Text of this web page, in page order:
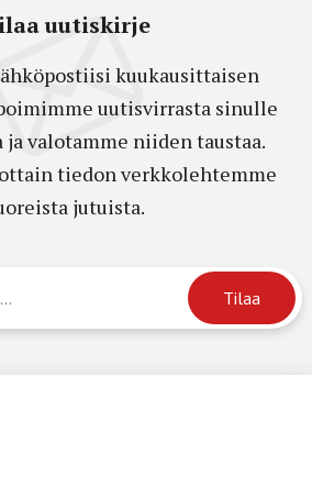
uutiskirje
kuukausittaisen
uutisvirrasta sinulle
valotamme niiden taustaa.
tiedon verkkolehtemme
jutuista.